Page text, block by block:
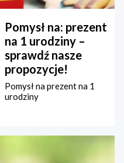
Pomysł na: prezent
na 1 urodziny –
sprawdź nasze
propozycje!
Pomysł na prezent na 1
urodziny